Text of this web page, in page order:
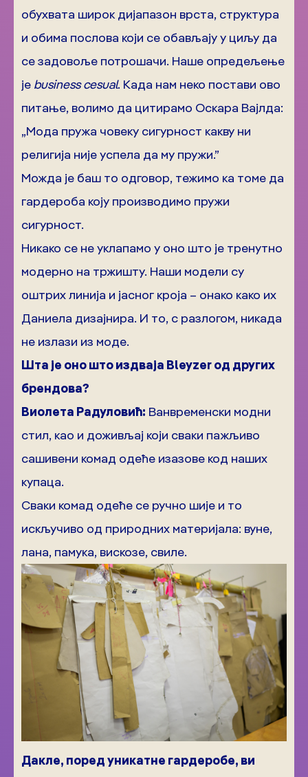
обухвата широк дијапазон врста, структура
и обима послова који се обављају у циљу да
се задовоље потрошачи. Наше опредељење
је business cesual. Када нам неко постави ово
питање, волимо да цитирамо Оскара Вајлда:
„Мода пружа човеку сигурност какву ни
религија није успела да му пружи.”
Можда је баш то одговор, тежимо ка томе да
гардероба коју производимо пружи
сигурност.
Никако се не уклапамо у оно што је тренутно
модерно на тржишту. Наши модели су
оштрих линија и јасног кроја – онако како их
Даниела дизајнира. И то, с разлогом, никада
не излази из моде.
Шта је оно што издваја Bleyzer од других
брендова?
Виолета Радуловић: Ванвременски модни
стил, као и доживљај који сваки пажљиво
сашивени комад одеће изазове код наших
купаца.
Сваки комад одеће се ручно шије и то
искључиво од природних материјала: вуне,
лана, памука, вискозе, свиле.
Дакле, поред уникатне гардеробе, ви